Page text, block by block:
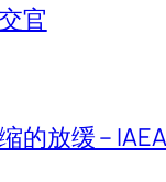
官
的放缓 – IAEA